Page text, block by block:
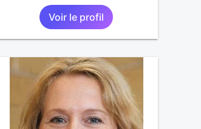
Voir le profil